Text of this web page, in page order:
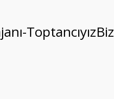
ToptancıyızBiz